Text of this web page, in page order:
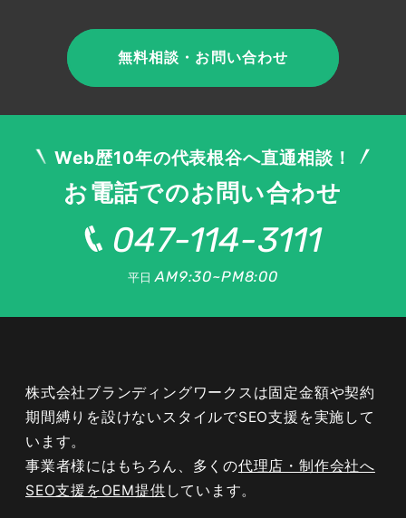
に地域をターゲットにしたローカルSEO対策は、
地域に密着したビジネスにおいて顧客獲得に極め
て効果的です。
# ユーザー行動の変化：情報収集と選
情報の検索から購入決断に至るまでのユーザー行
及により、いつでもどこでもインターネットへの
アクセスが可能になりました。また、ユーザーは
単に情報を検索するだけでなく、ソーシャルメデ
ィアやオンラインレビューなどを活用して意思決
定を行います。
無料相談・お問い合わせ
Web歴10年の代表根谷へ直通相談！
お電話でのお問い合わせ
047-114-3111
平日AM9:30~PM8:00
株式会社ブランディングワークスは固定金額や契約
期間縛りを設けないスタイルでSEO支援を実施して
います。
事業者様にはもちろん、多くの代理店・制作会社へ
SEO支援をOEM提供 しています。